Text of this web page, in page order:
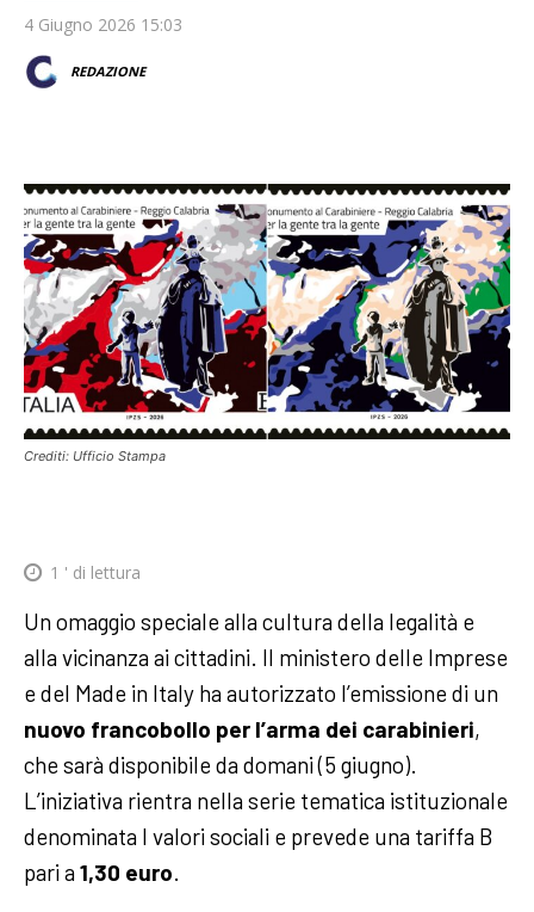
4 Giugno 2026 15:03
REDAZIONE
Crediti: Ufficio Stampa
1 ' di lettura
Un omaggio speciale alla cultura della legalità e
alla vicinanza ai cittadini. Il ministero delle Imprese
e del Made in Italy ha autorizzato l’emissione di un
nuovo francobollo per l’arma dei carabinieri,
che sarà disponibile da domani (5 giugno).
L’iniziativa rientra nella serie tematica istituzionale
denominata I valori sociali e prevede una tariffa B
pari a 1,30 euro.